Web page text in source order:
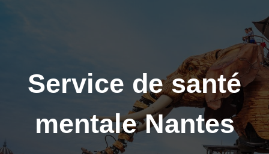
Service de santé
mentale Nantes